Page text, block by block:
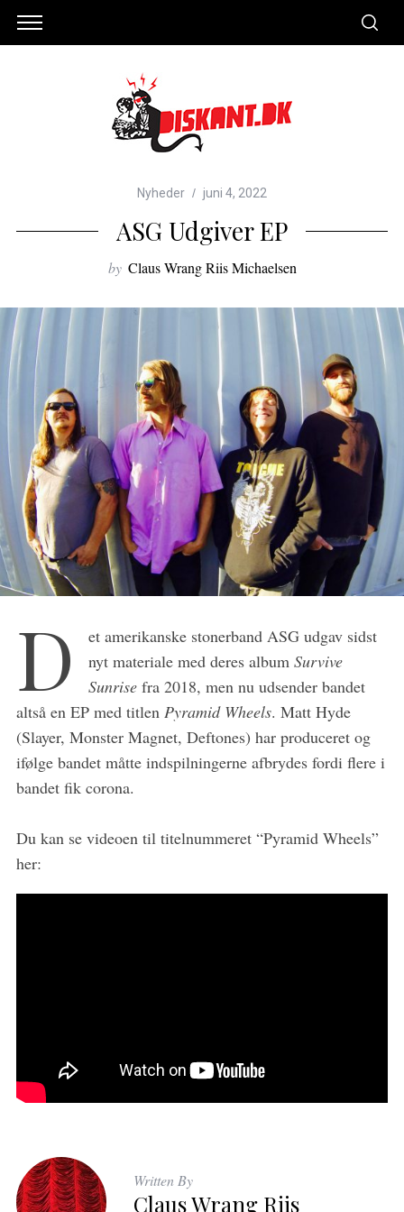
Nyheder juni 4, 2022
ASG Udgiver EP
by Claus Wrang Riis Michaelsen
D
et amerikanske stonerband ASG udgav sidst
nyt materiale med deres album Survive
Sunrisefra 2018, men nu udsender bandet
altså en EP med titlen Pyramid Wheels. Matt Hyde
(Slayer, Monster Magnet, Deftones) har produceret og
ifølge bandet måtte indspilningerne afbrydes fordi flere i
bandet fik corona.
Du kan se videoen til titelnummeret “Pyramid Wheels”
her:
Written By
Claus Wrang Riis
a
r
h
f
r
: